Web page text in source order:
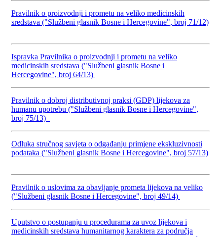
Pravilnik o proizvodnji i prometu na veliko medicinskih
sredstava ("Službeni glasnik Bosne i Hercegovine", broj 71/12)
Ispravka Pravilnika o proizvodnji i prometu na veliko
medicinskih sredstava ("Službeni glasnik Bosne i
Hercegovine", broj 64/13)
Pravilnik o dobroj distributivnoj praksi (GDP) lijekova za
humanu upotrebu ("Službeni glasnik Bosne i Hercegovine",
broj 75/13)
Odluka stručnog savjeta o odgađanju primjene ekskluzivnosti
podataka ("Službeni glasnik Bosne i Hercegovine", broj 57/13)
Pravilnik o uslovima za obavljanje prometa lijekova na veliko
("Službeni glasnik Bosne i Hercegovine", broj 49/14)
Uputstvo o postupanju u procedurama za uvoz lijekova i
medicinskih sredstava humanitarnog karaktera za područja